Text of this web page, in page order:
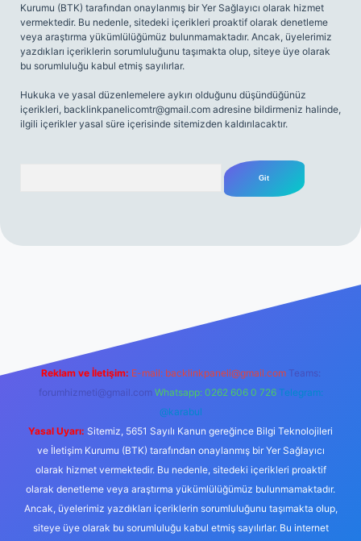
Kurumu (BTK) tarafından onaylanmış bir Yer Sağlayıcı olarak hizmet
vermektedir. Bu nedenle, sitedeki içerikleri proaktif olarak denetleme
veya araştırma yükümlülüğümüz bulunmamaktadır. Ancak, üyelerimiz
yazdıkları içeriklerin sorumluluğunu taşımakta olup, siteye üye olarak
bu sorumluluğu kabul etmiş sayılırlar.
Hukuka ve yasal düzenlemelere aykırı olduğunu düşündüğünüz
içerikleri, backlinkpanelicomtr@gmail.com adresine bildirmeniz halinde,
ilgili içerikler yasal süre içerisinde sitemizden kaldırılacaktır.
Reklam ve İletişim: E-mail: backlinkpaneli@gmail.com Teams:
forumhizmeti@gmail.com Whatsapp: 0262 606 0 726 Telegram:
@karabul
Yasal Uyarı: Sitemiz, 5651 Sayılı Kanun gereğince Bilgi Teknolojileri
ve İletişim Kurumu (BTK) tarafından onaylanmış bir Yer Sağlayıcı
olarak hizmet vermektedir. Bu nedenle, sitedeki içerikleri proaktif
olarak denetleme veya araştırma yükümlülüğümüz bulunmamaktadır.
Ancak, üyelerimiz yazdıkları içeriklerin sorumluluğunu taşımakta olup,
siteye üye olarak bu sorumluluğu kabul etmiş sayılırlar. Bu internet